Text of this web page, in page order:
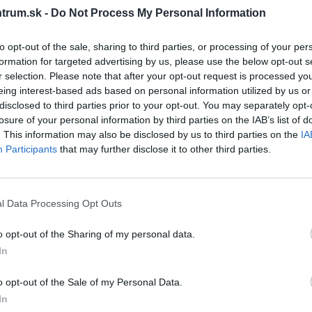
- Do Not Process My Personal Information
opt-out of the sale, sharing to third parties, or processing of your
for targeted advertising by us, please use the below opt-out
selection. Please note that after your opt-out request is processed
interest-based ads based on personal information utilized by us
to third parties prior to your opt-out. You may separately
of your personal information by third parties on the IAB’s list of
This information may also be disclosed by us to third parties on the
Participants that may further disclose it to other third parties.
Data Processing Opt Outs
opt-out of the Sharing of my personal data.
opt-out of the Sale of my Personal Data.
PODKLADOVÁ
ESENCIA 100ML
NOVINKA
s&nbsp;jedinečným
KURKUMA &
TOSKÁNSKY KEL
200ML
NOVINKA
Toskánsky kel dokonale